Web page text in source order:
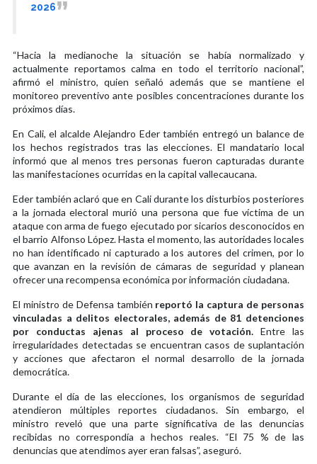
2026
“Hacia la medianoche la situación se había normalizado y
actualmente reportamos calma en todo el territorio nacional”,
afirmó el ministro, quien señaló además que se mantiene el
monitoreo preventivo ante posibles concentraciones durante los
próximos días.
En Cali, el alcalde Alejandro Eder también entregó un balance de
los hechos registrados tras las elecciones. El mandatario local
informó que al menos tres personas fueron capturadas durante
las manifestaciones ocurridas en la capital vallecaucana.
Eder también aclaró que en Cali durante los disturbios posteriores
a la jornada electoral murió una persona que fue víctima de un
ataque con arma de fuego ejecutado por sicarios desconocidos en
el barrio Alfonso López. Hasta el momento, las autoridades locales
no han identificado ni capturado a los autores del crimen, por lo
que avanzan en la revisión de cámaras de seguridad y planean
ofrecer una recompensa económica por información ciudadana.
El ministro de Defensa también reportó la captura de personas
vinculadas a delitos electorales, además de 81 detenciones
por conductas ajenas al proceso de votación. Entre las
irregularidades detectadas se encuentran casos de suplantación
y acciones que afectaron el normal desarrollo de la jornada
democrática.
Durante el día de las elecciones, los organismos de seguridad
atendieron múltiples reportes ciudadanos. Sin embargo, el
ministro reveló que una parte significativa de las denuncias
recibidas no correspondía a hechos reales. “El 75 % de las
denuncias que atendimos ayer eran falsas”, aseguró.